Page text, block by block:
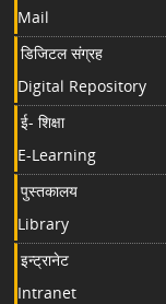
Mail
डिजिटल संग्रह
Digital Repository
ई- शिक्षा
E-Learning
पुस्तकालय
Library
इन्ट्रानेट
Intranet